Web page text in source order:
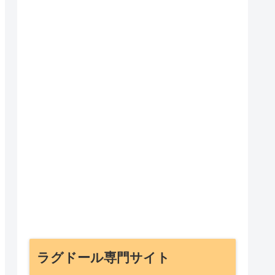
ラグドール専門サイト